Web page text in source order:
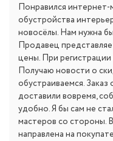
Понравился интернет-
обустройства
новосёлы. Нам нужна
Продавец
цены. При
Получаю новости о
обустраиваемся.
доставили вовремя,
удобно. Я бы сам не
мастеров со стороны.
направлена на